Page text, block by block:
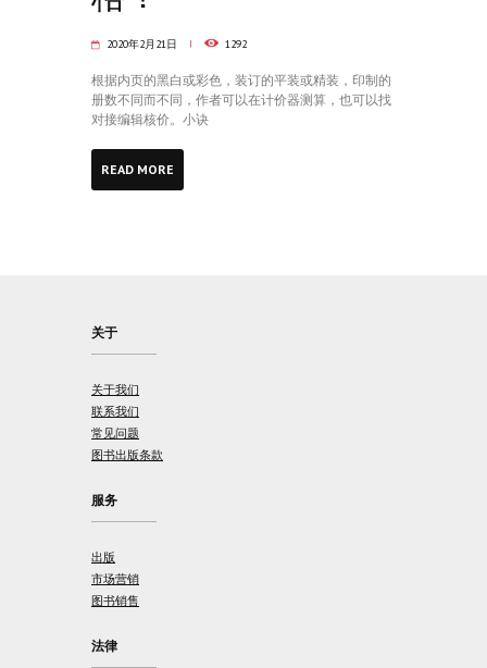
2020年2月21日 1292
根据内页的黑白或彩色，装订的平装或精装，印制的
册数不同而不同，作者可以在计价器测算，也可以找
对接编辑核价。小诀
READ MORE
关于
关于我们
联系我们
常见问题
图书出版条款
服务
出版
市场营销
图书销售
法律